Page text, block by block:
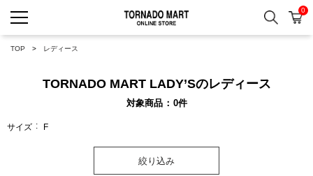
検索 カ
0
TOP レディース
TORNADO MART LADY’Sのレディース
対象商品 0件
サイズ F
絞り込み